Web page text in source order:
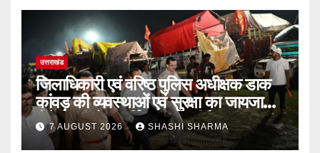
उत्तराखंड
जिलाधिकारी एवं वरिष्ठ पुलिस अधीक्षक डाक
कांवड़ की व्यवस्थाओं एवं सुरक्षा का जायजा
लेने बैरागी कैंप पार्किंग स्थल जीरो ग्राउंड पर
देर रात्रि पहुंचे
7 AUGUST 2026 SHASHI SHARMA